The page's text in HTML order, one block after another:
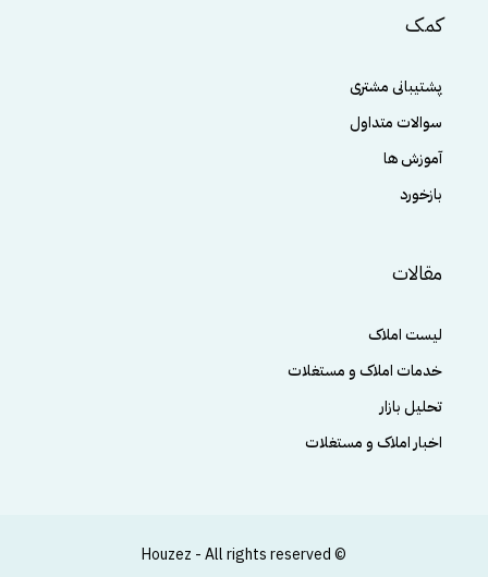
کمک
پشتیبانی مشتری
سوالات متداول
آموزش ها
بازخورد
مقالات
لیست املاک
خدمات املاک و مستغلات
تحلیل بازار
اخبار املاک و مستغلات
© Houzez - All rights reserved